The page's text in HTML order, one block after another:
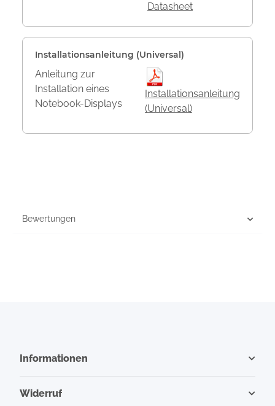
Datasheet
Installationsanleitung (Universal)
Anleitung zur
Installation eines
Notebook-Displays
Installationsanleitung
(Universal)
Bewertungen
Informationen
Widerruf